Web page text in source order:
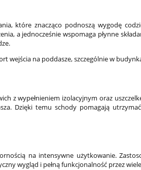
które znacząco podnoszą wygodę
a jednocześnie wspomaga płynne
wejścia na poddasze, szczególnie w
z wypełnieniem izolacyjnym oraz
Dzięki temu schody pomagają
na intensywne użytkowanie.
wygląd i pełną funkcjonalność przez